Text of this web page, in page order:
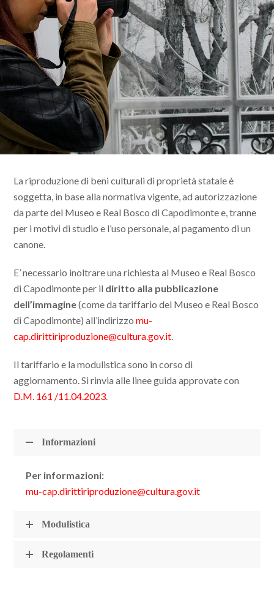
La riproduzione di beni culturali di proprietà statale è
soggetta, in base alla normativa vigente, ad autorizzazione
da parte del Museo e Real Bosco di Capodimonte e, tranne
per i motivi di studio e l’uso personale, al pagamento di un
canone.
E’ necessario inoltrare una richiesta al Museo e Real Bosco
di Capodimonte per il diritto alla pubblicazione
dell’immagine(come da tariffario del Museo e Real Bosco
di Capodimonte) all’indirizzomu-
cap.dirittiriproduzione@cultura.gov.it.
Il tariffario e la modulistica sono in corso di
aggiornamento. Si rinvia alle linee guida approvate con
D.M. 161 /11.04.2023.
Informazioni
Per informazioni:
mu-cap.dirittiriproduzione@cultura.gov.it
Modulistica
Regolamenti